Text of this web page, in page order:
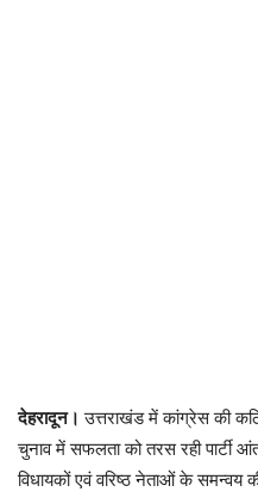
देहरादून। उत्तराखंड में कांग्रेस की
चुनाव में सफलता को तरस रही पार्टी
विधायकों एवं वरिष्ठ नेताओं के समन्वय